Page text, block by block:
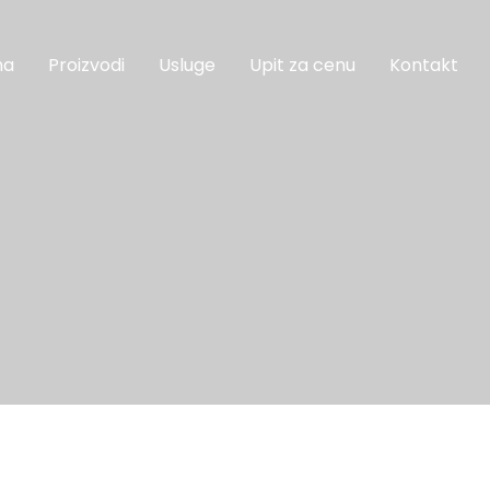
Proizvodi Usluge Upit za cenu Kontakt